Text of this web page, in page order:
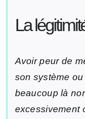
La
Avoir peur de
son système
beaucoup là
excessivement